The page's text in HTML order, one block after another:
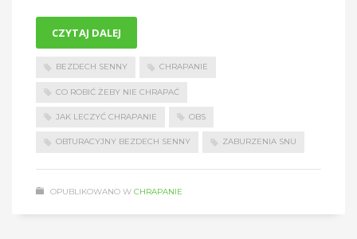
BEZDECH SENNY CHRAPANIE
CO ROBIĆ ŻEBY NIE CHRAPAĆ
JAK LECZYĆ CHRAPANIE OBS
OBTURACYJNY BEZDECH SENNY ZABURZENIA SNU
CZYTAJ DALEJ
OPUBLIKOWANO W CHRAPANIE